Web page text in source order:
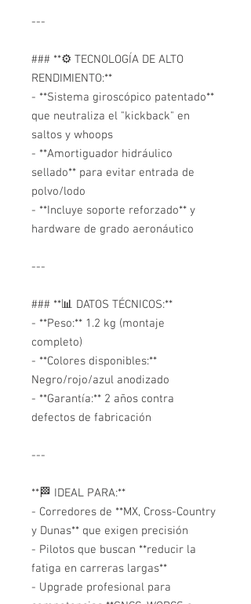
---
### **⚙️ TECNOLOGÍA DE ALTO
RENDIMIENTO:**
- **Sistema giroscópico patentado**
que neutraliza el "kickback" en
saltos y whoops
- **Amortiguador hidráulico
sellado** para evitar entrada de
polvo/lodo
- **Incluye soporte reforzado** y
hardware de grado aeronáutico
---
### **📊 DATOS TÉCNICOS:**
- **Peso:** 1.2 kg (montaje
completo)
- **Colores disponibles:**
Negro/rojo/azul anodizado
- **Garantía:** 2 años contra
defectos de fabricación
---
**🏁 IDEAL PARA:**
- Corredores de **MX, Cross-Country
y Dunas** que exigen precisión
- Pilotos que buscan **reducir la
fatiga en carreras largas**
- Upgrade profesional para